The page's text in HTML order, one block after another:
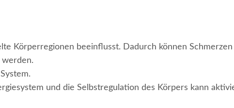
Körperregionen beeinflusst. Dadurch können Schmerzen
werden.
und die Selbstregulation des Körpers kann